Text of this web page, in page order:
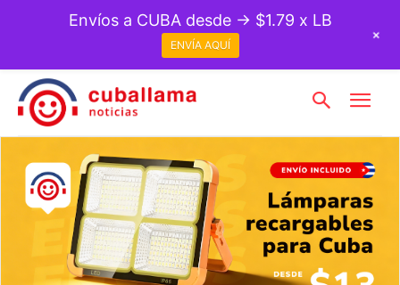
Envíos a CUBA desde → $1.79 x LB
ENVÍA AQUÍ
+